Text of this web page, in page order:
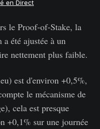
en Direct
le Proof-of-Stake, la
été ajustée à un
nettement plus faible.
est d'environ +0,5%,
le mécanisme de
cela est presque
+0,1% sur une journée